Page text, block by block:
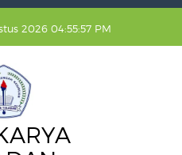
2026 04:55:57 PM